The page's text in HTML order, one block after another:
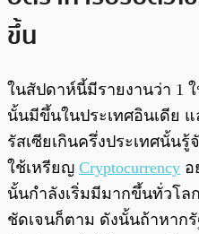
ขึ้น
ในสัปดาห์นี้มีรายงานว่า 1
นั้นมีขึ้นในประเทศอินเดีย
รัสเซียเกินครึ่งประเทศนั้น
ใช้เหรียญ Cryptocurrency อ
นั้นกำลังเริ่มมีมากขึ้นทั่วโ
ชัดเจนก็ตาม ดังนั้นถ้าหาก